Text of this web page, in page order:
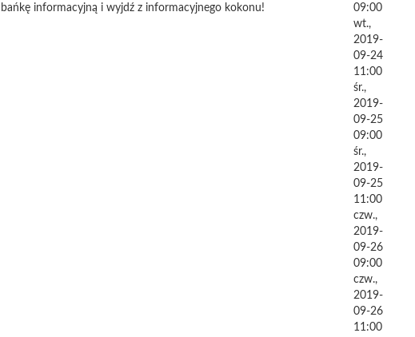
bańkę informacyjną i wyjdź z informacyjnego kokonu!
09:00
wt.,
2019-
09-24
11:00
śr.,
2019-
09-25
09:00
śr.,
2019-
09-25
11:00
czw.,
2019-
09-26
09:00
czw.,
2019-
09-26
11:00